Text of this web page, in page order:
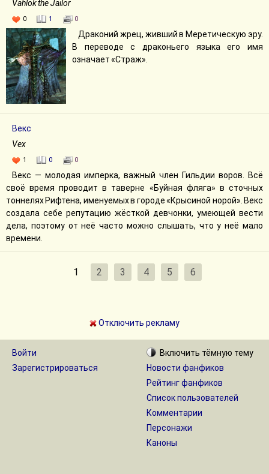
Vahlok the Jailor
0 1 0
Драконий жрец, живший в Меретическую эру.
В переводе с драконьего языка его имя
означает «Страж».
Векс
Vex
1 0 0
Векс — молодая имперка, важный член Гильдии воров. Всё
своё время проводит в таверне «Буйная фляга» в сточных
тоннелях Рифтена, именуемых в городе «Крысиной норой». Векс
создала себе репутацию жёсткой девчонки, умеющей вести
дела, поэтому от неё часто можно слышать, что у неё мало
времени.
1 2 3 4 5 6
Отключить рекламу
Войти
Зарегистрироваться
Включить тёмную тему
Новости фанфиков
Рейтинг фанфиков
Список пользователей
Комментарии
Персонажи
Каноны